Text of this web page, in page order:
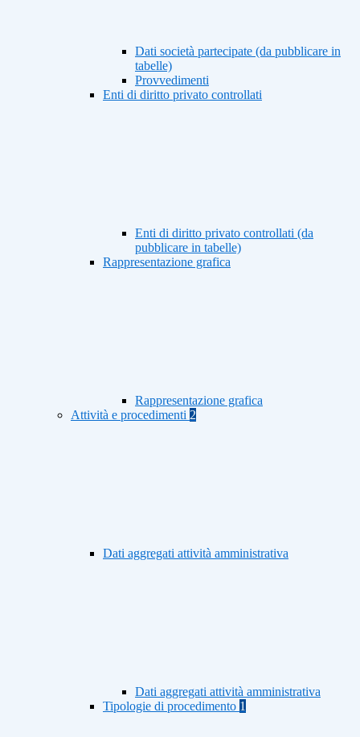
Dati società partecipate (da pubblicare in
tabelle)
Provvedimenti
Enti di diritto privato controllati
Enti di diritto privato controllati (da
pubblicare in tabelle)
Rappresentazione grafica
Rappresentazione grafica
Attività e procedimenti 2
Dati aggregati attività amministrativa
Dati aggregati attività amministrativa
Tipologie di procedimento 1